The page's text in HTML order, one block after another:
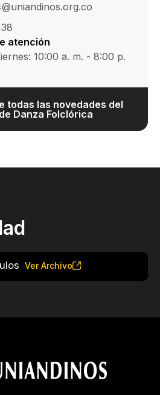
atención
10:00 a. m. - 8:00 p.
todas las novedades del
Danza Folclórica
Ver Archivo